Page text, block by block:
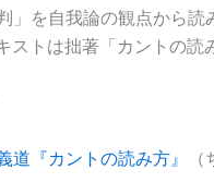
を自我論の観点から読
ストは拙著「カントの読
道『カントの読み方』